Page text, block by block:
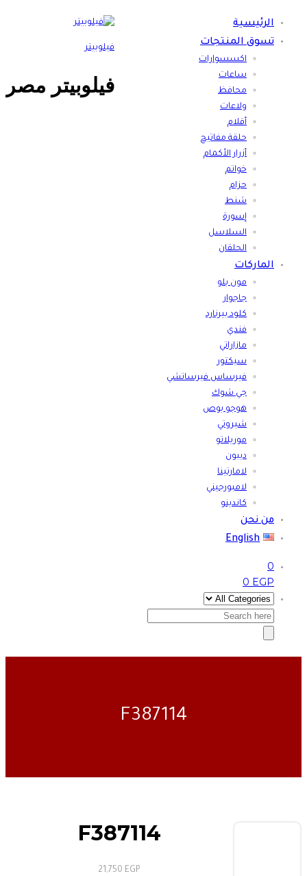
فيلوبيتر
فيلوبيتر مصر
الرئيسية
تسوق المنتجات
اكسسوارات
ساعات
محافظ
ولاعات
أقلام
حلقة مفاتيح
أزرار الأكمام
خواتم
حزام
شنط
إسورة
السلاسل
الحلقان
الماركات
مون بلو
جاجوار
كلود بيرنارد
فندي
مازاراتي
سيكتور
فيرساس فيرساتشي
جي شوك
هوجو بوص
شيروتي
موريلاتو
ديبون
لامارتينا
لامبورجيني
كاندينو
من نحن
English
0
0 EGP
F387114
F387114
21,750 EGP